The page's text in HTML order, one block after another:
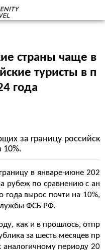
страны чаще в
туристы в п
года
за границу российск
10%.
в январе-июне 202
рубеж по сравнению с ан
вырос почти на 10%,
ФСБ РФ.
как и в прошлось, отпр
за шесть месяцев пр
аналогичному периоду 20